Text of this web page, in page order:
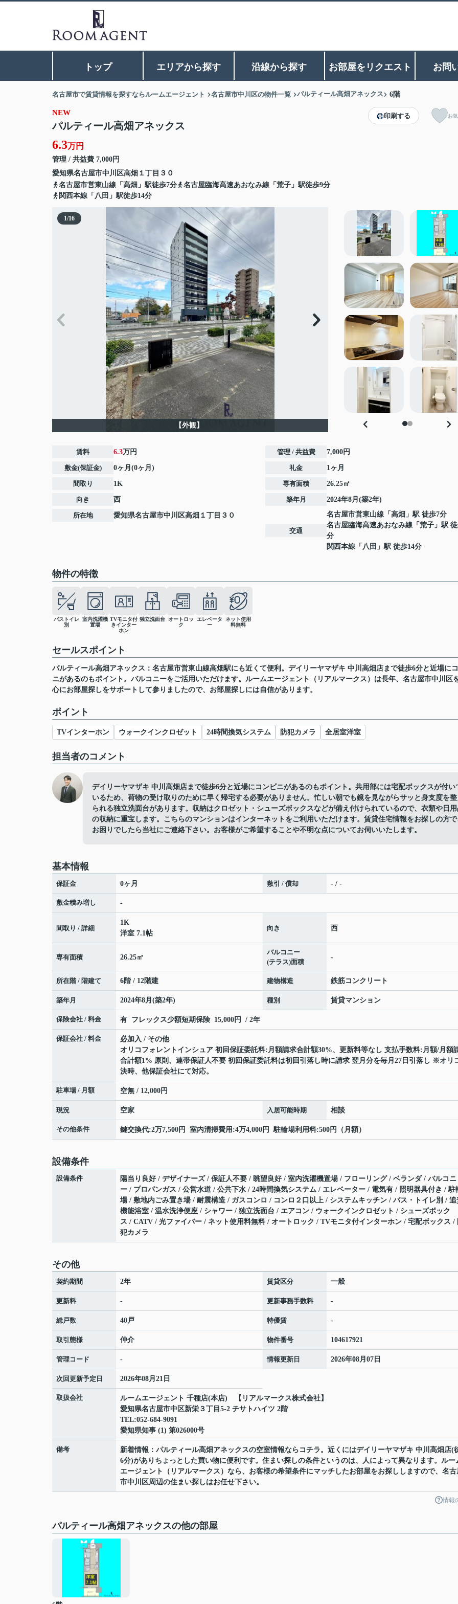
トップ エリアから探す 沿線から探す お部屋をリクエスト お問
名古屋市で賃貸情報を探すならルームエージェント 名古屋市中川区の物件一覧 パルティール高畑アネックス 6階
NEW
パルティール高畑アネックス
6.3万円
管理 / 共益費 7,000円
愛知県名古屋市中川区高畑 １丁目３０
名古屋市営東山線「高畑」駅徒歩7分
名古屋臨海高速あおなみ線「荒子」駅徒歩9分
関西本線「八田」駅徒歩14分
印刷する お
1/16
【外観】
賃料 6.3万円
敷金(保証金) 0ヶ月(0ヶ月)
間取り 1K
向き 西
所在地 愛知県名古屋市中川区高畑 １丁目３０
管理 / 共益費 7,000円
礼金 1ヶ月
専有面積 26.25㎡
築年月 2024年8月(築2年)
交通
名古屋市営東山線 「 高畑 」駅 徒歩7分
名古屋臨海高速あおなみ線 「 荒子 」駅
分
関西本線 「 八田 」駅 徒歩14分
物件の特徴
バストイレ
別
室内洗濯機
置場
TVモニタ付
きインター
ホン
独立洗面台
オートロッ
ク
エレベータ
ー
ネット使用
料無料
セールスポイント
パルティール高畑アネックス：名古屋市営東山線高畑駅にも近くて便利。デイリーヤマザキ 中川高畑店まで徒歩6分と近場に
ニがあるのもポイント。バルコニーをご活用いただけます。ルームエージェント（リアルマークス）は長年、名古屋市中川区
心にお部屋探しをサポートして参りましたので、お部屋探しには自信があります。
ポイント
TVインターホン ウォークインクロゼット 24時間換気システム 防犯カメラ 全居室洋室
担当者のコメント
デイリーヤマザキ 中川高畑店まで徒歩6分と近場にコンビニがあるのもポイント。共用部には宅配ボックスが付い
いるため、荷物の受け取りのために早く帰宅する必要がありません。忙しい朝でも鏡を見ながらサッと身支度を整
られる独立洗面台があります。収納はクロゼット・シューズボックスなどが備え付けられているので、衣類や日
の収納に重宝します。こちらのマンションはインターネットをご利用いただけます。賃貸住宅情報をお探しの方で
お困りでしたら当社にご連絡下さい。お客様がご希望することや不明な点についてお伺いいたします。
基本情報
保証金 0ヶ月 敷引 / 償却 - / -
敷金積み増し -
間取り / 詳細
1K
洋室 7.1帖
向き 西
専有面積 26.25㎡
バルコニー
(テラス)面積
-
所在階 / 階建て 6階 / 12階建 建物構造 鉄筋コンクリート
築年月 2024年8月(築2年) 種別 賃貸マンション
保険会社 / 料金 有 フレックス少額短期保険 15,000円 / 2年
保証会社 / 料金
必加入 / その他
オリコフォレントインシュア 初回保証委託料:月額請求合計額30%、更新料等なし 支払手数料:月額/月額
合計額1% 原則、連帯保証人不要 初回保証委託料は初回引落し時に請求 翌月分を毎月27日引落し ※オリ
決時、他保証会社にて対応。
駐車場 / 月額 空無 / 12,000円
現況 空家 入居可能時期 相談
その他条件 鍵交換代:2万7,500円 室内清掃費用:4万4,000円 駐輪場利用料:500円（月額）
設備条件
設備条件
陽当り良好 / デザイナーズ / 保証人不要 / 眺望良好 / 室内洗濯機置場 / フローリング / ベランダ / バルコニ
ー / プロパンガス / 公営水道 / 公共下水 / 24時間換気システム / エレベーター / 電気有 / 照明器具付き / 駐
場 / 敷地内ごみ置き場 / 耐震構造 / ガスコンロ / コンロ２口以上 / システムキッチン / バス・トイレ別 / 追
機能浴室 / 温水洗浄便座 / シャワー / 独立洗面台 / エアコン / ウォークインクロゼット / シューズボック
ス / CATV / 光ファイバー / ネット使用料無料 / オートロック / TVモニタ付インターホン / 宅配ボックス /
犯カメラ
その他
契約期間 2年 賃貸区分 一般
更新料 - 更新事務手数料 -
総戸数 40戸 特優賃 -
取引態様 仲介 物件番号 104617921
管理コード - 情報更新日 2026年08月07日
次回更新予定日 2026年08月21日
取扱会社
ルームエージェント 千種店(本店) 【リアルマークス株式会社】
愛知県名古屋市中区新栄３丁目5-2 チサトハイツ 2階
TEL:052-684-9091
愛知県知事 (1) 第026000号
備考
新着情報：パルティール高畑アネックスの空室情報ならコチラ。近くにはデイリーヤマザキ 中川高畑店(
6分)がありちょっとした買い物に便利です。住まい探しの条件というのは、人によって異なります。ルー
エージェント（リアルマークス）なら、お客様の希望条件にマッチしたお部屋をお探ししますので、名古
市中川区周辺の住まい探しはお任せ下さい。
情報
パルティール高畑アネックスの他の部屋